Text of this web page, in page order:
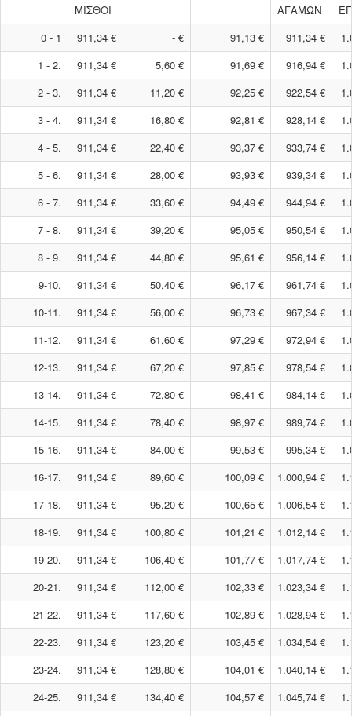
ΜΙΣΘΟΙ
ΑΓΑΜΩΝ
0 - 1
911,34 € - € 91,13 € 911,34 €
1 - 2.
911,34 € 5,60 € 91,69 € 916,94 €
2 - 3.
911,34 € 11,20 € 92,25 € 922,54 €
3 - 4.
911,34 € 16,80 € 92,81 € 928,14 €
4 - 5.
911,34 € 22,40 € 93,37 € 933,74 €
5 - 6.
911,34 € 28,00 € 93,93 € 939,34 €
6 - 7.
911,34 € 33,60 € 94,49 € 944,94 €
7 - 8.
911,34 € 39,20 € 95,05 € 950,54 €
8 - 9.
911,34 € 44,80 € 95,61 € 956,14 €
9-10.
911,34 € 50,40 € 96,17 € 961,74 €
10-11.
911,34 € 56,00 € 96,73 € 967,34 €
11-12.
911,34 € 61,60 € 97,29 € 972,94 €
12-13.
911,34 € 67,20 € 97,85 € 978,54 €
13-14.
911,34 € 72,80 € 98,41 € 984,14 €
14-15.
911,34 € 78,40 € 98,97 € 989,74 €
15-16.
911,34 € 84,00 € 99,53 € 995,34 €
16-17.
911,34 € 89,60 € 100,09 € 1.000,94 €
17-18.
911,34 € 95,20 € 100,65 € 1.006,54 €
18-19.
911,34 € 100,80 € 101,21 € 1.012,14 €
19-20.
911,34 € 106,40 € 101,77 € 1.017,74 €
20-21.
911,34 € 112,00 € 102,33 € 1.023,34 €
21-22.
911,34 € 117,60 € 102,89 € 1.028,94 €
22-23.
911,34 € 123,20 € 103,45 € 1.034,54 €
23-24.
911,34 € 128,80 € 104,01 € 1.040,14 €
24-25.
911,34 € 134,40 € 104,57 € 1.045,74 €